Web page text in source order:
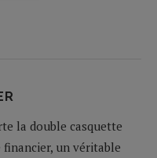
la double casquette
un véritable